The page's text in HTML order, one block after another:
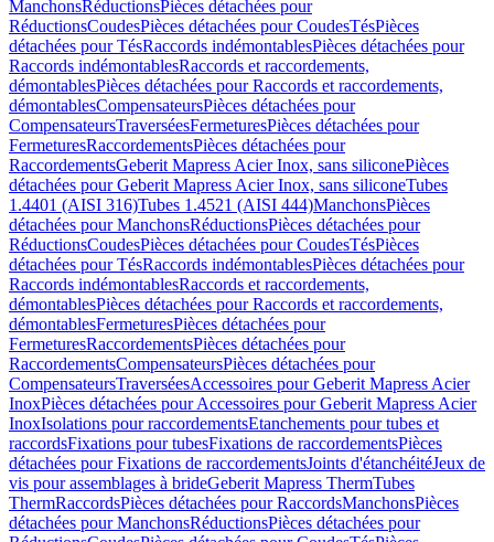
ManchonsRéductionsPièces détachées pour
RéductionsCoudesPièces détachées pour CoudesTésPièces
détachées pour TésRaccords indémontablesPièces détachées pour
Raccords indémontablesRaccords et raccordements,
démontablesPièces détachées pour Raccords et raccordements,
démontablesCompensateursPièces détachées pour
CompensateursTraverséesFermeturesPièces détachées pour
FermeturesRaccordementsPièces détachées pour
RaccordementsGeberit Mapress Acier Inox, sans siliconePièces
détachées pour Geberit Mapress Acier Inox, sans siliconeTubes
1.4401 (AISI 316)Tubes 1.4521 (AISI 444)ManchonsPièces
détachées pour ManchonsRéductionsPièces détachées pour
RéductionsCoudesPièces détachées pour CoudesTésPièces
détachées pour TésRaccords indémontablesPièces détachées pour
Raccords indémontablesRaccords et raccordements,
démontablesPièces détachées pour Raccords et raccordements,
démontablesFermeturesPièces détachées pour
FermeturesRaccordementsPièces détachées pour
RaccordementsCompensateursPièces détachées pour
CompensateursTraverséesAccessoires pour Geberit Mapress Acier
InoxPièces détachées pour Accessoires pour Geberit Mapress Acier
InoxIsolations pour raccordementsEtanchements pour tubes et
raccordsFixations pour tubesFixations de raccordementsPièces
détachées pour Fixations de raccordementsJoints d'étanchéitéJeux de
vis pour assemblages à brideGeberit Mapress ThermTubes
ThermRaccordsPièces détachées pour RaccordsManchonsPièces
détachées pour ManchonsRéductionsPièces détachées pour